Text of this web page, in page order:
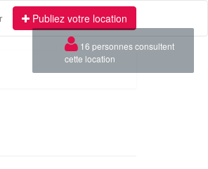
Publiez votre location
×
16 personnes consultent
cette location